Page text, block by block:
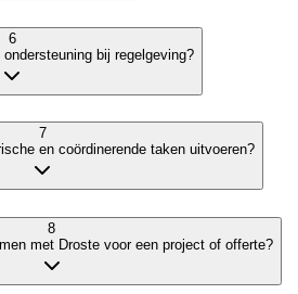
6
bij regelgeving?
7
en coördinerende taken uitvoeren?
8
met Droste voor een project of offerte?